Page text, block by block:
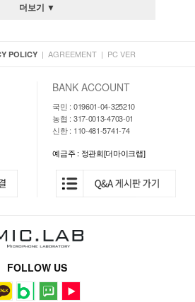
더보기 ▼
POLICY | AGREEMENT | PC VER
BANK ACCOUNT
국민 : 019601-04-325210
농협 : 317-0013-4703-01
신한 : 110-481-5741-74
예금주 : 정관희[더마이크랩]
FOLLOW US